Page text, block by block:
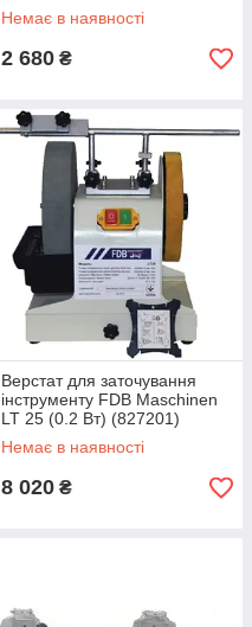
Немає в наявності
2 680 ₴
Верстат для заточування
інструменту FDB Maschinen
LT 25 (0.2 Вт) (827201)
Немає в наявності
8 020 ₴